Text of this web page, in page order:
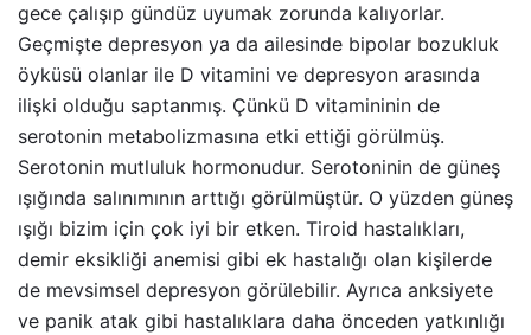
gece çalışıp gündüz uyumak zorunda kalıyorlar.
Geçmişte depresyon ya da ailesinde bipolar bozukluk
öyküsü olanlar ile D vitamini ve depresyon arasında
ilişki olduğu saptanmış. Çünkü D vitamininin de
serotonin metabolizmasına etki ettiği görülmüş.
Serotonin mutluluk hormonudur. Serotoninin de güneş
ışığında salınımının arttığı görülmüştür. O yüzden güneş
ışığı bizim için çok iyi bir etken. Tiroid hastalıkları,
demir eksikliği anemisi gibi ek hastalığı olan kişilerde
de mevsimsel depresyon görülebilir. Ayrıca anksiyete
ve panik atak gibi hastalıklara daha önceden yatkınlığı